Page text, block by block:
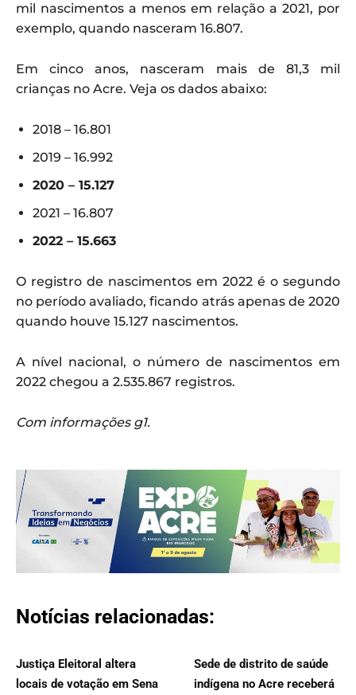
mil nascimentos a menos em relação a 2021, por
exemplo, quando nasceram 16.807.
Em cinco anos, nasceram mais de 81,3 mil
crianças no Acre. Veja os dados abaixo:
2018 – 16.801
2019 – 16.992
2020 – 15.127
2021 – 16.807
2022 – 15.663
O registro de nascimentos em 2022 é o segundo
no período avaliado, ficando atrás apenas de 2020
quando houve 15.127 nascimentos.
A nível nacional, o número de nascimentos em
2022 chegou a 2.535.867 registros.
Com informações g1.
Notícias relacionadas:
Justiça Eleitoral altera
locais de votação em Sena
Sede de distrito de saúde
indígena no Acre receberá